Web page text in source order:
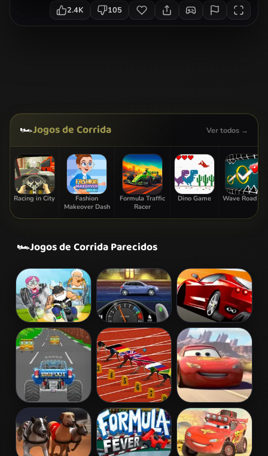
2.4K 105
🏎️Jogos de Corrida Ver todos →
Racing in City
Fashion
Makeover Dash
Formula Traffic
Racer
Dino Game Wave Road 3D
🏎️Jogos de Corrida Parecidos
Madmen Racing StreetRace
Fury
Chase Racing
Cars
Turbotastic 100 Metres
Race
Lightnings Off
Road Training